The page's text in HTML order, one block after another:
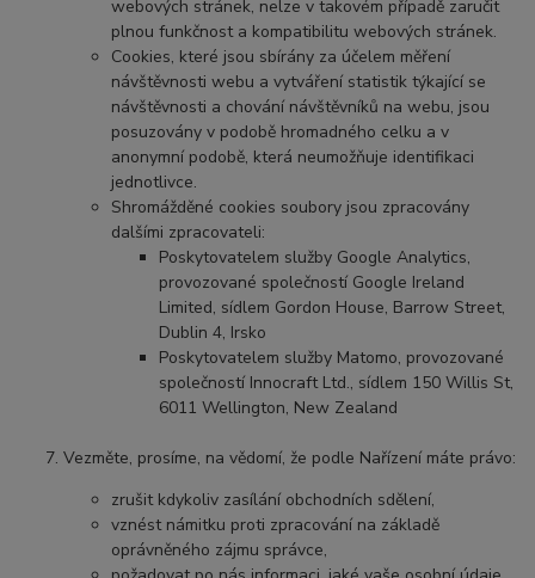
webových stránek, nelze v takovém případě zaručit
plnou funkčnost a kompatibilitu webových stránek.
Cookies, které jsou sbírány za účelem měření
návštěvnosti webu a vytváření statistik týkající se
návštěvnosti a chování návštěvníků na webu, jsou
posuzovány v podobě hromadného celku a v
anonymní podobě, která neumožňuje identifikaci
jednotlivce.
Shromážděné cookies soubory jsou zpracovány
dalšími zpracovateli:
Poskytovatelem služby Google Analytics,
provozované společností Google Ireland
Limited, sídlem Gordon House, Barrow Street,
Dublin 4, Irsko
Poskytovatelem služby Matomo, provozované
společností Innocraft Ltd., sídlem 150 Willis St,
6011 Wellington, New Zealand
Vezměte, prosíme, na vědomí, že podle Nařízení máte právo:
zrušit kdykoliv zasílání obchodních sdělení,
vznést námitku proti zpracování na základě
oprávněného zájmu správce,